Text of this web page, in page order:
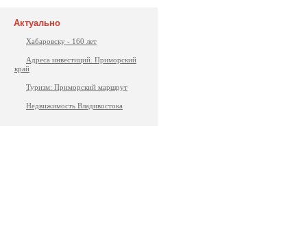
Актуально
Хабаровску - 160 лет
Адреса инвестиций. Приморский
край
Туризм: Приморский маршрут
Недвижимость Владивостока